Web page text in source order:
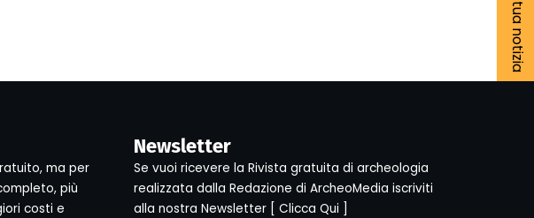
ma per
più
costi e
Newsletter
Se vuoi ricevere la Rivista gratuita di archeologia
realizzata dalla Redazione di ArcheoMedia iscriviti
alla nostra Newsletter [ Clicca Qui ]